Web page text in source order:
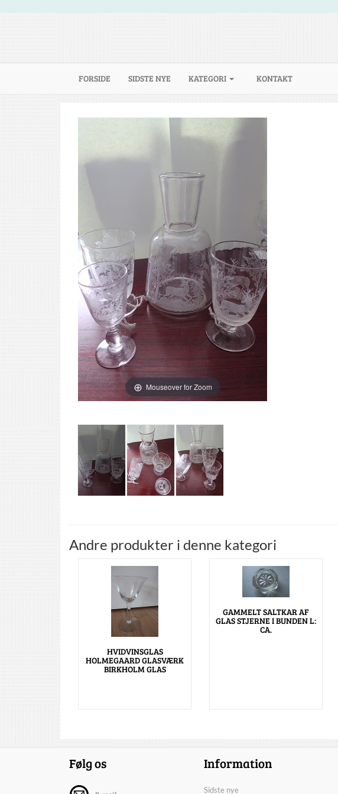
FORSIDE (CURRENT)
SIDSTE NYE KATEGORI KONTAKT
Mouseover for Zoom
Andre produkter i denne kategori
HVIDVINSGLAS
HOLMEGAARD GLASVÆRK
BIRKHOLM GLAS
GAMMELT SALTKAR AF
GLAS STJERNE I BUNDEN L:
CA.
Følg os Information
Sidste nye